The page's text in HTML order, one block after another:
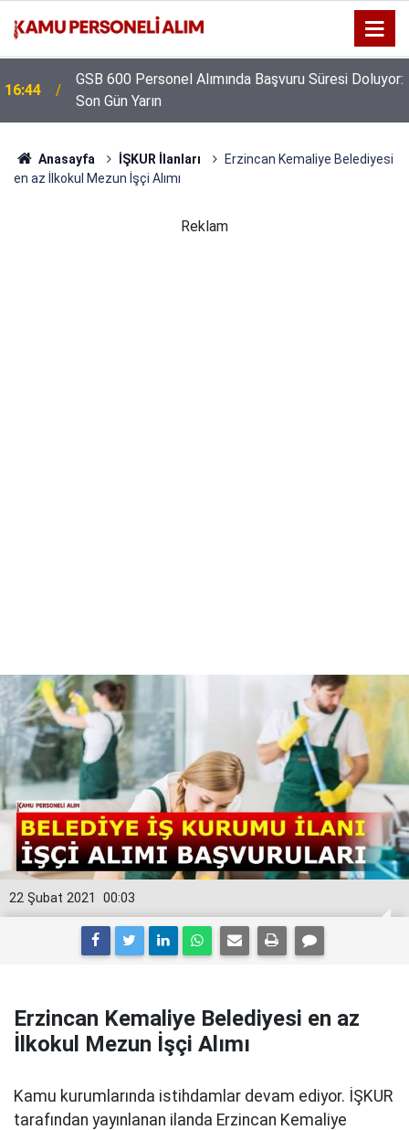
16:44
GSB 600 Personel Alımında Başvuru Süresi Doluyor:
Son Gün Yarın
Anasayfa İŞKUR İlanları
Erzincan Kemaliye Belediyesi
en az İlkokul Mezun İşçi Alımı
Reklam
00:03
22 Şubat 2021
Erzincan Kemaliye Belediyesi en az
İlkokul Mezun İşçi Alımı
Kamu kurumlarında istihdamlar devam ediyor. İŞKUR
tarafından yayınlanan ilanda Erzincan Kemaliye